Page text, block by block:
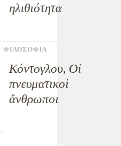
ηλιθιότητα
ΦΙΛΟΣΟΦΙΑ
Κόντογλου, Οἱ
πνευματικοὶ
ἄνθρωποι